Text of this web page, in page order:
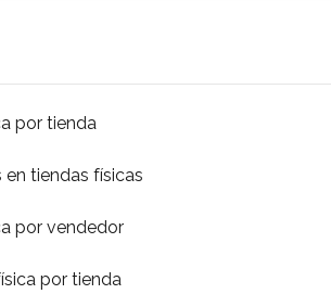
por tienda
tiendas físicas
por vendedor
por tienda